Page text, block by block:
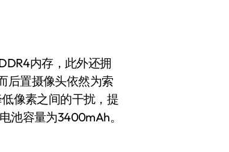
内存，此外还拥
后置摄像头依然为索
像素之间的干扰，提
池容量为3400mAh。